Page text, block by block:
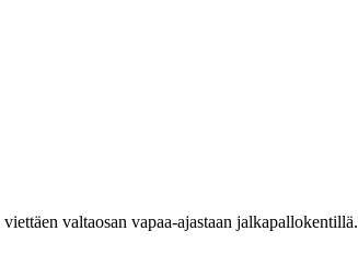
valtaosan vapaa-ajastaan jalkapallokentillä.